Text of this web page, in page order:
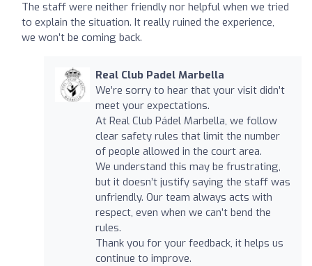
The staff were neither friendly nor helpful when we tried
to explain the situation. It really ruined the experience,
we won’t be coming back.
Real Club Padel Marbella
We’re sorry to hear that your visit didn’t
meet your expectations.
At Real Club Pádel Marbella, we follow
clear safety rules that limit the number
of people allowed in the court area.
We understand this may be frustrating,
but it doesn’t justify saying the staff was
unfriendly. Our team always acts with
respect, even when we can’t bend the
rules.
Thank you for your feedback, it helps us
continue to improve.